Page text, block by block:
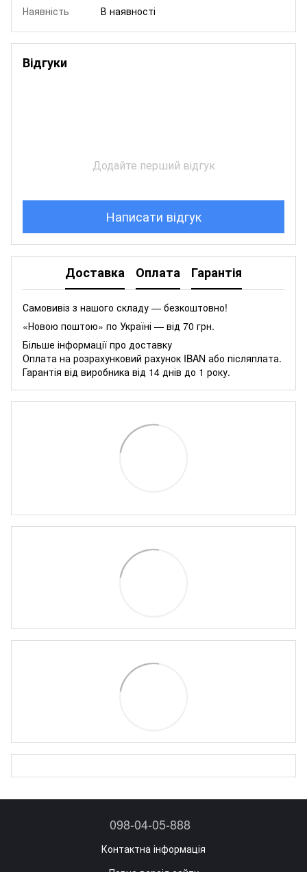
Наявність
В наявності
Відгуки
Додайте перший відгук
Написати відгук
Доставка Оплата Гарантія
Самовивіз з нашого складу — безкоштовно!
«Новою поштою» по Україні — від 70 грн.
Більше інформації про доставку
Оплата на розрахунковий рахунок IBAN або післяплата.
Гарантія від виробника від 14 днів до 1 року.
098-04-05-888
Контактна інформація